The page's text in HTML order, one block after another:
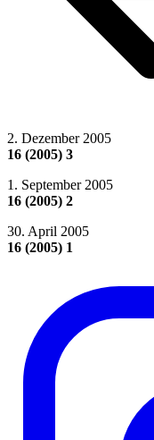
2. Dezember 2005
16 (2005) 3
1. September 2005
16 (2005) 2
30. April 2005
16 (2005) 1